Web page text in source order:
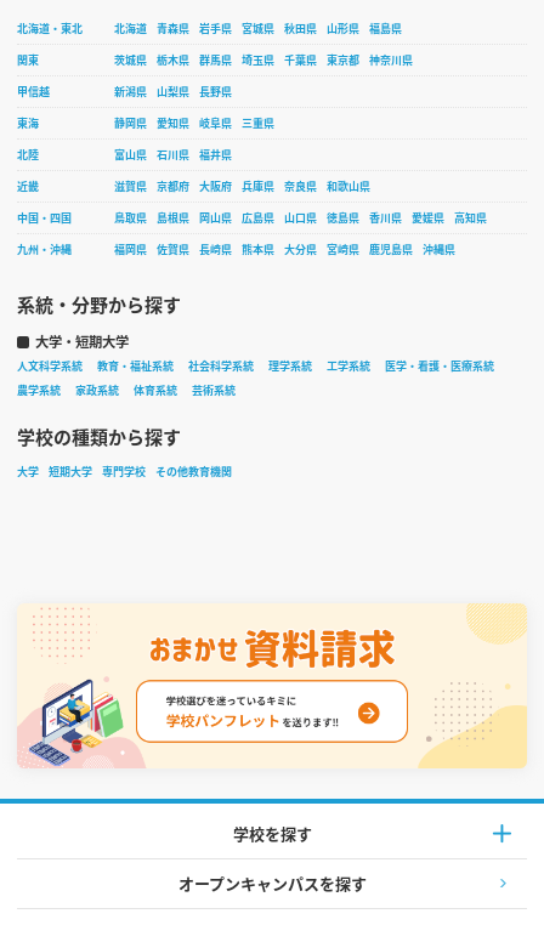
北海道・東北 北海道 青森県 岩手県 宮城県 秋田県 山形県
福島県
関東
茨城県 栃木県 群馬県 埼玉県 千葉県 東京都
神奈川県
甲信越
新潟県 山梨県
長野県
東海
静岡県 愛知県 岐阜県
三重県
北陸
富山県 石川県
福井県
近畿
滋賀県 京都府 大阪府 兵庫県 奈良県
和歌山県
中国・四国
鳥取県 島根県 岡山県 広島県 山口県 徳島県 香川県 愛媛県
高知県
九州・沖縄
福岡県 佐賀県 長崎県 熊本県 大分県 宮崎県 鹿児島県 沖縄県
系統・分野から探す
大学・短期大学
人文科学系統 教育・福祉系統 社会科学系統 理学系統 工学系統
医学・看護・医療系統
農学系統
家政系統 体育系統 芸術系統
学校の種類から探す
大学 短期大学 専門学校 その他教育機関
学校を探す
オープンキャンパスを探す